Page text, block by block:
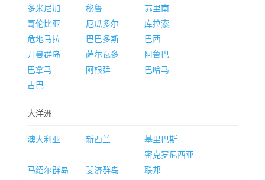
多米尼加
秘鲁
苏里南
哥伦比亚
厄瓜多尔
库拉索
危地马拉
巴巴多斯
巴西
开曼群岛
萨尔瓦多
阿鲁巴
巴拿马
阿根廷
巴哈马
古巴
大洋洲
澳大利亚 新西兰 基里巴斯
马绍尔群岛 斐济群岛
密克罗尼西亚
联邦